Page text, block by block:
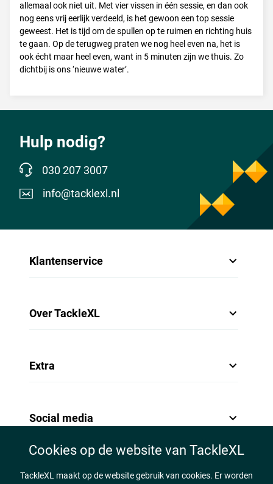
allemaal ook niet uit. Met vier vissen in één sessie, en dan ook
nog eens vrij eerlijk verdeeld, is het gewoon een top sessie
geweest. Het is tijd om de spullen op te ruimen en richting huis
te gaan. Op de terugweg praten we nog heel even na, het is
ook écht maar heel even, want in 5 minuten zijn we thuis. Zo
dichtbij is ons ‘nieuwe water’.
Hulp nodig?
030 207 3007
info@tacklexl.nl
Klantenservice
Over TackleXL
Extra
Social media
Cookies op de website van TackleXL
TackleXL maakt op de website gebruik van cookies. Er worden